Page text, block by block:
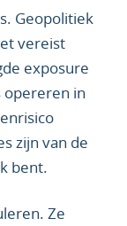
Geopolitiek
vereist
exposure
opereren in
zijn van de
bent.
Ze